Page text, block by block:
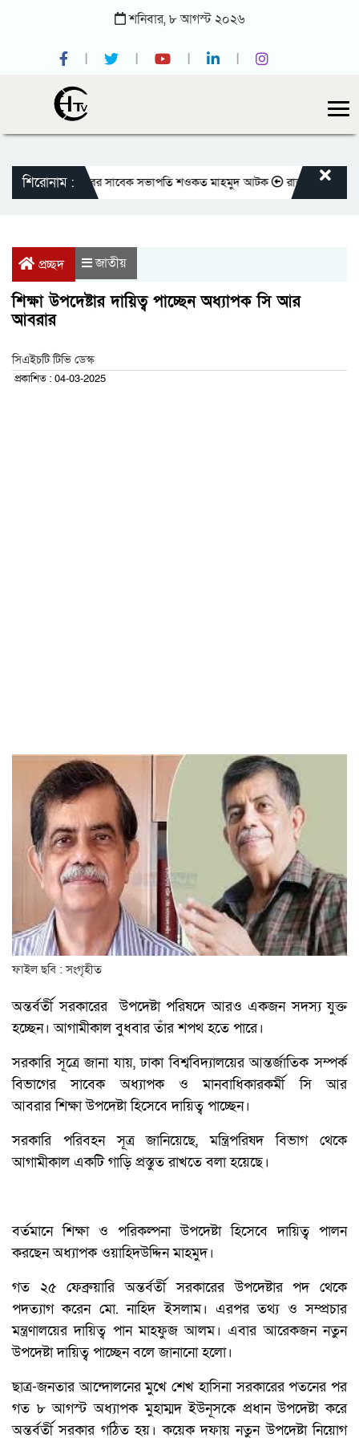
শনিবার,৮আগস্ট ২০২৬
শিরোনাম :
প্রেসক্লাবের সাবেক সভাপতি শওকত মাহমুদ আটক রাজবাড়ীতে বীর
প্রচ্ছদ জাতীয়
শিক্ষা উপদেষ্টার দায়িত্ব পাচ্ছেন অধ্যাপক সি আর
আবরার
সিএইচটি টিভি ডেস্ক
প্রকাশিত : 04-03-2025
ফাইল ছবি : সংগৃহীত
অন্তর্বর্তী সরকারের উপদেষ্টা পরিষদে আরও একজন সদস্য যুক্ত
হচ্ছেন। আগামীকাল বুধবার তাঁর শপথ হতে পারে।
সরকারি সূত্রে জানা যায়, ঢাকা বিশ্ববিদ্যালয়ের আন্তর্জাতিক সম্পর্ক
বিভাগের সাবেক অধ্যাপক ও মানবাধিকারকর্মী সি আর
আবরার শিক্ষা উপদেষ্টা হিসেবে দায়িত্ব পাচ্ছেন।
সরকারি পরিবহন সূত্র জানিয়েছে, মন্ত্রিপরিষদ বিভাগ থেকে
আগামীকাল একটি গাড়ি প্রস্তুত রাখতে বলা হয়েছে।
বর্তমানে শিক্ষা ও পরিকল্পনা উপদেষ্টা হিসেবে দায়িত্ব পালন
করছেন অধ্যাপক ওয়াহিদউদ্দিন মাহমুদ।
গত ২৫ ফেব্রুয়ারি অন্তর্বর্তী সরকারের উপদেষ্টার পদ থেকে
পদত্যাগ করেন মো. নাহিদ ইসলাম। এরপর তথ্য ও সম্প্রচার
মন্ত্রণালয়ের দায়িত্ব পান মাহফুজ আলম। এবার আরেকজন নতুন
উপদেষ্টা দায়িত্ব পাচ্ছেন বলে জানানো হলো।
ছাত্র-জনতার আন্দোলনের মুখে শেখ হাসিনা সরকারের পতনের পর
গত ৮ আগস্ট অধ্যাপক মুহাম্মদ ইউনূসকে প্রধান উপদেষ্টা করে
অন্তর্বর্তী সরকার গঠিত হয়। কয়েক দফায় নতুন উপদেষ্টা নিয়োগ